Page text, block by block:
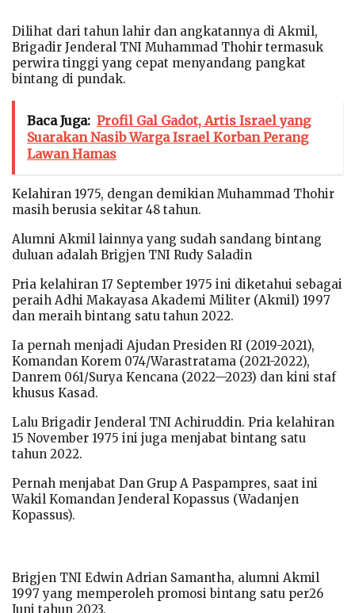
Dilihat dari tahun lahir dan angkatannya di Akmil,
Brigadir Jenderal TNI Muhammad Thohir termasuk
perwira tinggi yang cepat menyandang pangkat
bintang di pundak.
Baca Juga: Profil Gal Gadot, Artis Israel yang
Suarakan Nasib Warga Israel Korban Perang
Lawan Hamas
Kelahiran 1975, dengan demikian Muhammad Thohir
masih berusia sekitar 48 tahun.
Alumni Akmil lainnya yang sudah sandang bintang
duluan adalah Brigjen TNI Rudy Saladin
Pria kelahiran 17 September 1975 ini diketahui sebagai
peraih Adhi Makayasa Akademi Militer (Akmil) 1997
dan meraih bintang satu tahun 2022.
Ia pernah menjadi Ajudan Presiden RI (2019-2021),
Komandan Korem 074/Warastratama (2021-2022),
Danrem 061/Surya Kencana (2022—2023) dan kini staf
khusus Kasad.
Lalu Brigadir Jenderal TNI Achiruddin. Pria kelahiran
15 November 1975 ini juga menjabat bintang satu
tahun 2022.
Pernah menjabat Dan Grup A Paspampres, saat ini
Wakil Komandan Jenderal Kopassus (Wadanjen
Kopassus).
Brigjen TNI Edwin Adrian Samantha, alumni Akmil
1997 yang memperoleh promosi bintang satu per26
Juni tahun 2023.